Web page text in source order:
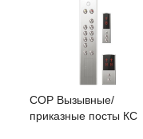
COP Вызывные/
приказные посты КС